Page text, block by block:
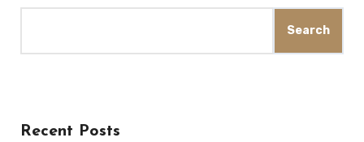
Search
Recent Posts